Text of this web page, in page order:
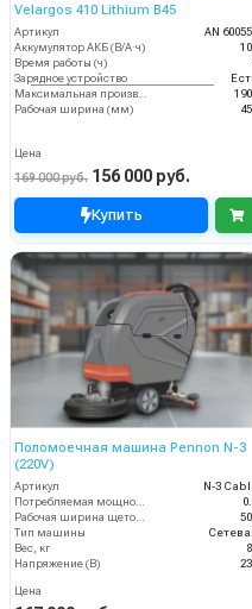
Velargos 410 Lithium B45
Артикул
AN
Аккумулятор АКБ (В/А·ч)
Время работы (ч)
Зарядное устройство
Рабочая ширина (мм)
Цена
169 000 руб. 156 000 руб.
Купить
Поломоечная машина Pennon N-3
(220V)
Артикул
N-3
Тип машины
Вес, кг
Напряжение (В)
Цена